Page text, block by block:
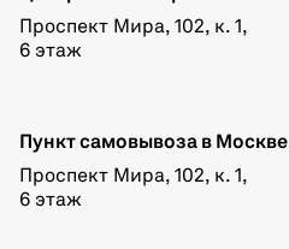
Проспект Мира, 102, к. 1,
6 этаж
Пункт самовывоза в Москве
Проспект Мира, 102, к. 1,
6 этаж